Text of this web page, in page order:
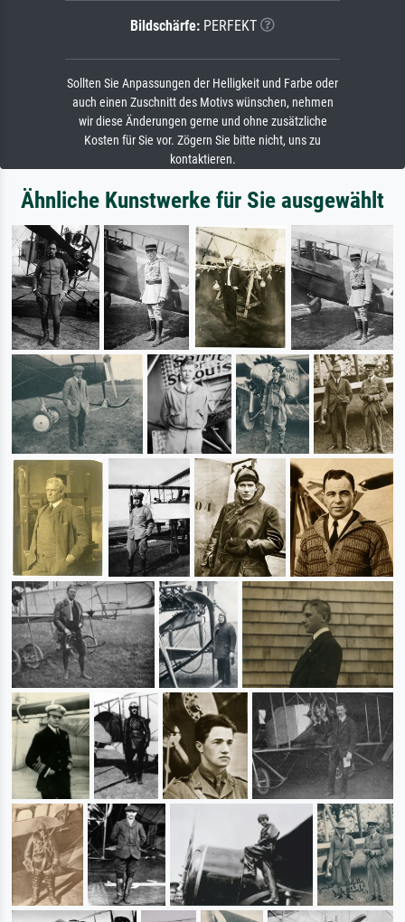
Bildschärfe: PERFEKT
Sollten Sie Anpassungen der Helligkeit und Farbe oder
auch einen Zuschnitt des Motivs wünschen, nehmen
wir diese Änderungen gerne und ohne zusätzliche
Kosten für Sie vor. Zögern Sie bitte nicht, uns zu
kontaktieren.
Ähnliche Kunstwerke für Sie ausgewählt